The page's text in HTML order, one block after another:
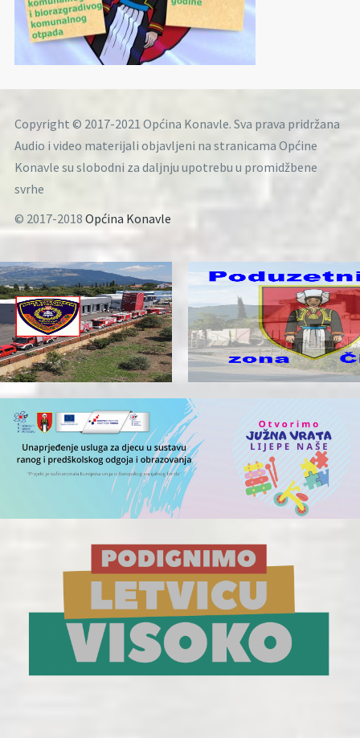
Copyright © 2017-2021 Općina Konavle. Sva prava pridržana
Audio i video materijali objavljeni na stranicama Općine
Konavle su slobodni za daljnju upotrebu u promidžbene
svrhe
© 2017-2018 Općina Konavle